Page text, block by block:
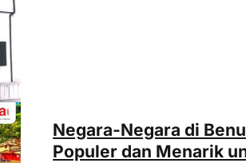
Negara-Negara di
Populer dan Menarik